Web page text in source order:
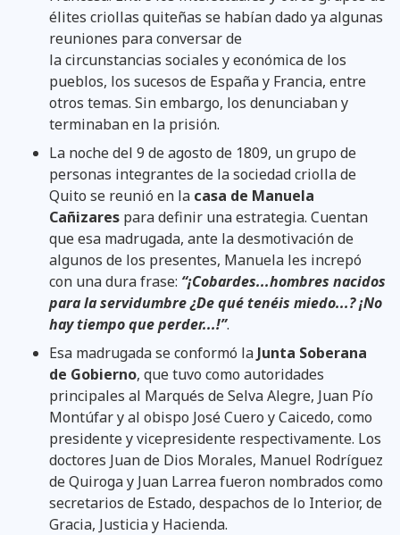
élites criollas quiteñas se habían dado ya algunas
reuniones para conversar de
la circunstancias sociales y económica de los
pueblos, los sucesos de España y Francia, entre
otros temas. Sin embargo, los denunciaban y
terminaban en la prisión.
La noche del 9 de agosto de 1809, un grupo de
personas integrantes de la sociedad criolla de
Quito se reunió en la casa de Manuela
Cañizares para definir una estrategia. Cuentan
que esa madrugada, ante la desmotivación de
algunos de los presentes, Manuela les increpó
con una dura frase: “¡Cobardes...hombres nacidos
para la servidumbre ¿De qué tenéis miedo...? ¡No
hay tiempo que perder...!”.
Esa madrugada se conformó la Junta Soberana
de Gobierno, que tuvo como autoridades
principales al Marqués de Selva Alegre, Juan Pío
Montúfar y al obispo José Cuero y Caicedo, como
presidente y vicepresidente respectivamente. Los
doctores Juan de Dios Morales, Manuel Rodríguez
de Quiroga y Juan Larrea fueron nombrados como
secretarios de Estado, despachos de lo Interior, de
Gracia, Justicia y Hacienda.